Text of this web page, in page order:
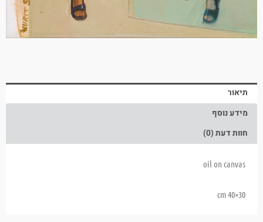
תיאור
מידע נוסף
חוות דעת (0)
oil on canvas
30×40 cm